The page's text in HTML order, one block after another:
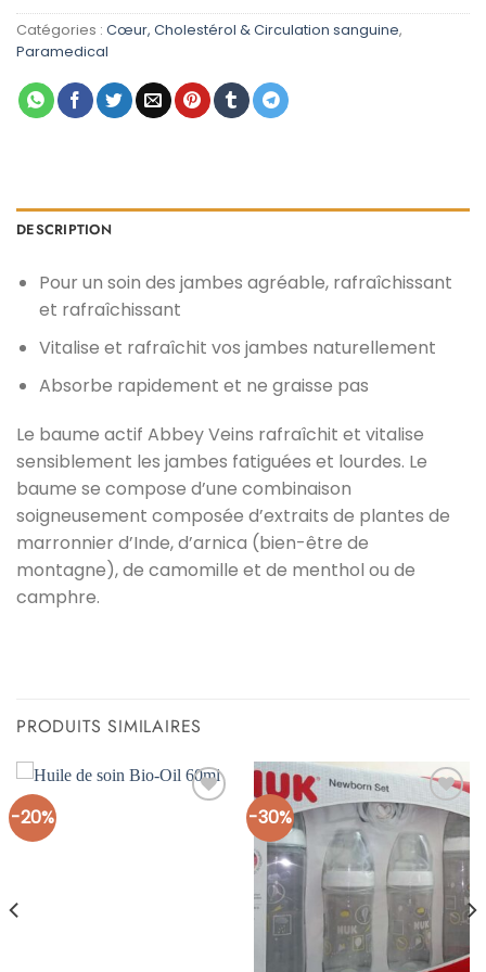
était : est :
Catégories : Cœur, Cholestérol & Circulation sanguine,
Paramedical
DESCRIPTION
Pour un soin des jambes agréable, rafraîchissant
et rafraîchissant
Vitalise et rafraîchit vos jambes naturellement
Absorbe rapidement et ne graisse pas
Le baume actif Abbey Veins rafraîchit et vitalise
sensiblement les jambes fatiguées et lourdes. Le
baume se compose d’une combinaison
soigneusement composée d’extraits de plantes de
marronnier d’Inde, d’arnica (bien-être de
montagne), de camomille et de menthol ou de
camphre.
PRODUITS SIMILAIRES
-20% -30%
Ajouter
à la liste
d’envies